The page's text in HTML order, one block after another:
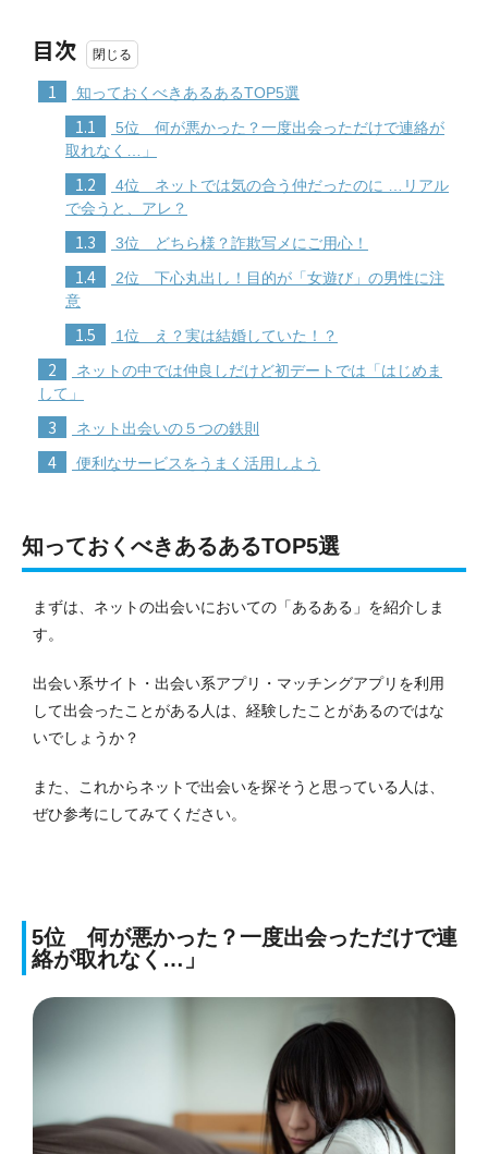
目次
1 知っておくべきあるあるTOP5選
1.1
5位 何が悪かった？一度出会っただけで連絡が
取れなく…」
1.2
4位 ネットでは気の合う仲だったのに …リアル
で会うと、アレ？
1.3 3位 どちら様？詐欺写メにご用心！
1.4
2位 下心丸出し！目的が「女遊び」の男性に注
意
1.5 1位 え？実は結婚していた！？
2
ネットの中では仲良しだけど初デートでは「はじめま
して」
3 ネット出会いの５つの鉄則
4 便利なサービスをうまく活用しよう
知っておくべきあるあるTOP5選
まずは、ネットの出会いにおいての「あるある」を紹介しま
す。
出会い系サイト・出会い系アプリ・マッチングアプリを利用
して出会ったことがある人は、経験したことがあるのではな
いでしょうか？
また、これからネットで出会いを探そうと思っている人は、
ぜひ参考にしてみてください。
5位 何が悪かった？一度出会っただけで連
絡が取れなく…」